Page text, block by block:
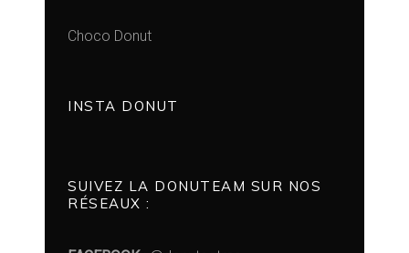
Choco Donut
INSTA DONUT
SUIVEZ LA DONUTEAM SUR NOS
RÉSEAUX :